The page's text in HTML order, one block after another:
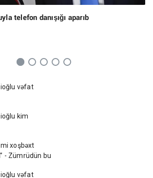
telefon danışığı aparıb
vəfat
kim
xoşbəxt
- Zümrüdün bu
vəfat